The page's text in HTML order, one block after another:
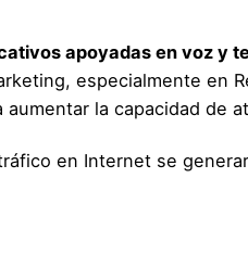
apoyadas en voz y
especialmente en
la capacidad de
en Internet se